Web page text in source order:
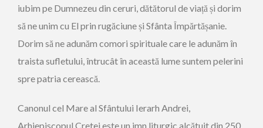
iubim pe Dumnezeu din ceruri, dătătorul de viață și dorim
să ne unim cu El prin rugăciune și Sfânta Împărtășanie.
Dorim să ne adunăm comori spirituale care le adunăm în
traista sufletului, întrucât în această lume suntem pelerini
spre patria cerească.
Canonul cel Mare al Sfântului Ierarh Andrei,
Arhiepiscopul Cretei este un imn liturgic alcătuit din 250